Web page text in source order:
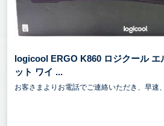
logicool ERGO K860 ロジクール エ
ット ワイ ...
お客さまよりお電話でご連絡いただき、早速